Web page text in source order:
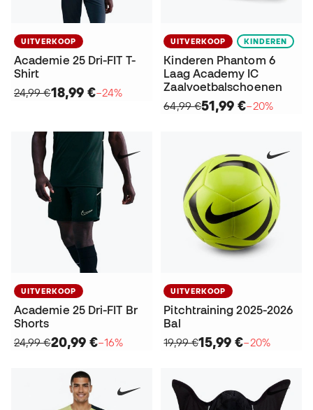
UITVERKOOP
Academie 25 Dri-FIT T-
Shirt
24,99 €18,99 €−24%
UITVERKOOP KINDEREN
Kinderen Phantom 6
Laag Academy IC
Zaalvoetbalschoenen
64,99 €51,99 €−20%
UITVERKOOP
Academie 25 Dri-FIT Br
Shorts
24,99 €20,99 €−16%
UITVERKOOP
Pitchtraining 2025-2026
Bal
19,99 €15,99 €−20%